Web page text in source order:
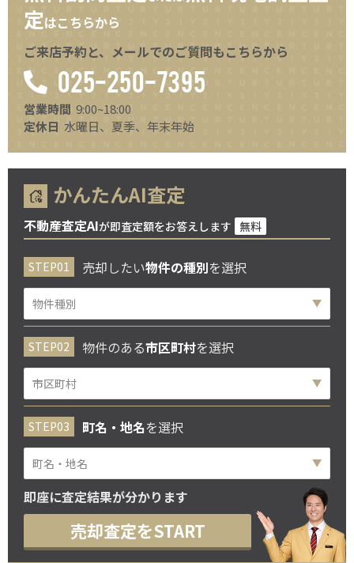
定はこちらから
ご来店予約と、メールでのご質問もこちらから
025-250-7395
営業時間 9:00~18:00
定休日 水曜日、夏季、年末年始
かんたんAI査定
不動産査定AIが即査定額をお答えします 無料
売却したい物件の種別を選択
物件のある市区町村を選択
町名・地名を選択
即座に査定結果が分かります
売却査定をSTART